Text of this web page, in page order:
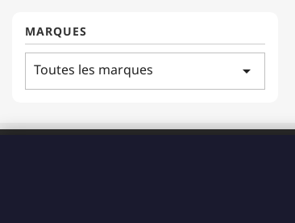
MARQUES
Toutes les marques arrow_drop_down